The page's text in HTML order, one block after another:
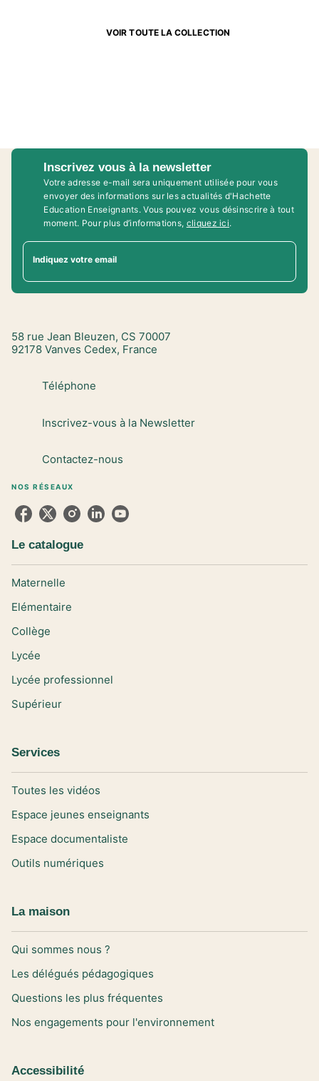
VOIR TOUTE LA COLLECTION
Inscrivez vous à la newsletter
Votre adresse e-mail sera uniquement utilisée pour vous
envoyer des informations sur les actualités d'Hachette
Education Enseignants. Vous pouvez vous désinscrire à tout
moment. Pour plus d’informations, cliquez ici.
Indiquez votre email
58 rue Jean Bleuzen, CS 70007
92178 Vanves Cedex, France
Téléphone
Inscrivez-vous à la Newsletter
Contactez-nous
NOS RÉSEAUX
Le catalogue
Maternelle
Elémentaire
Collège
Lycée
Lycée professionnel
Supérieur
Services
Toutes les vidéos
Espace jeunes enseignants
Espace documentaliste
Outils numériques
La maison
Qui sommes nous ?
Les délégués pédagogiques
Questions les plus fréquentes
Nos engagements pour l'environnement
Accessibilité